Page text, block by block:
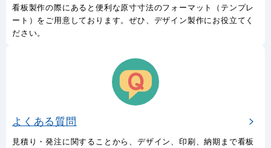
看板製作の際にあると便利な原寸寸法のフォーマット（テンプレ
ート）をご用意しております。ぜひ、デザイン製作にお役立てく
ださい。
よくある質問
見積り・発注に関することから、デザイン、印刷、納期まで看板